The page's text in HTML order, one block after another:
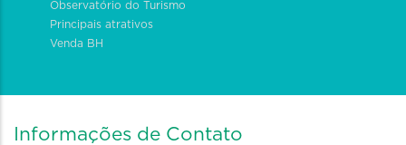
Observatório do Turismo
Principais atrativos
Venda BH
Informações de Contato